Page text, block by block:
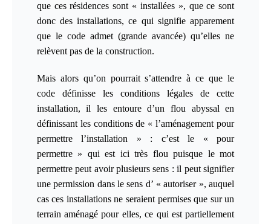
que ces résidences sont « installées », que ce sont
donc des installations, ce qui signifie apparement
que le code admet (grande avancée) qu’elles ne
relèvent pas de la construction.
Mais alors qu’on pourrait s’attendre à ce que le
code définisse les conditions légales de cette
installation, il les entoure d’un flou abyssal en
définissant les conditions de « l’aménagement pour
permettre l’installation » : c’est le «pour
permettre» qui est ici très flou puisque le mot
permettre peut avoir plusieurs sens : il peut signifier
une permission dans le sens d’ « autoriser », auquel
cas ces installations ne seraient permises que sur un
terrain aménagé pour elles, ce qui est partiellement